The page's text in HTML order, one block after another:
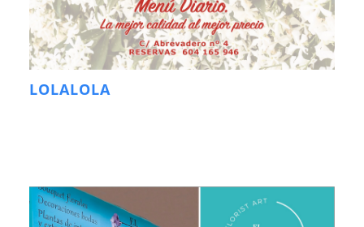
LOLALOLA